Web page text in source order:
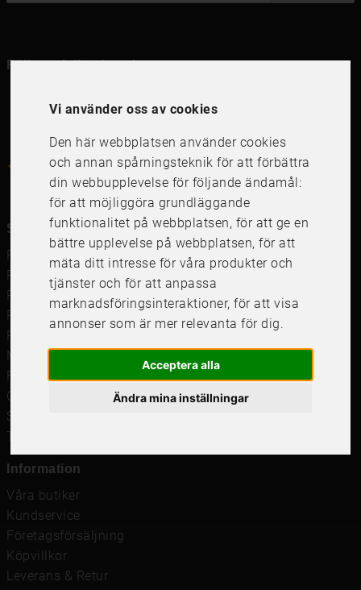
Vi använder oss av cookies
Den här webbplatsen använder cookies
och annan spårningsteknik för att förbättra
din webbupplevelse för följande ändamål:
för att möjliggöra grundläggande
funktionalitet på webbplatsen, för att ge en
bättre upplevelse på webbplatsen,för att
mäta ditt intresse för våra produkter och
tjänster och för att anpassa
marknadsföringsinteraktioner,för att visa
annonser som är mer relevanta för dig.
Acceptera alla
Ändra mina inställningar
Följ oss i dina kanaler
4.64.6 / 5 1000+Recensioner
Snabblänkar
Ramar
Ramar till Samsung The Frame
Ramverkstad & inramning
Passepartout
Posters
Måttbeställd passepartout
Framkalla bilder
Canvastavla
Studentskylt och studentplakat
Tavelkrok
Information
Våra butiker
Kundservice
Företagsförsäljning
Köpvillkor
Leverans & Retur